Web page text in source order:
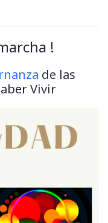
!
de las
Vivir